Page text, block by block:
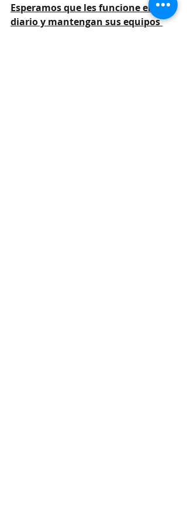
Esperamos que les funcione en su
diario y mantengan sus equipos